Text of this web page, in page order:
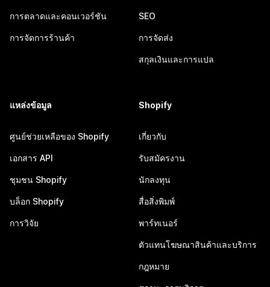
การตลาดและคอนเวอร์ชัน
การจัดการร้านค้า
SEO
การจัดส่ง
สกุลเงินและการแปล
แหล่งข้อมูล
ศูนย์ช่วยเหลือของ Shopify
เอกสาร API
ชุมชน Shopify
บล็อก Shopify
การวิจัย
Shopify
เกี่ยวกับ
รับสมัครงาน
นักลงทุน
สื่อสิ่งพิมพ์
พาร์ทเนอร์
ตัวแทนโฆษณาสินค้าและบริการ
กฎหมาย